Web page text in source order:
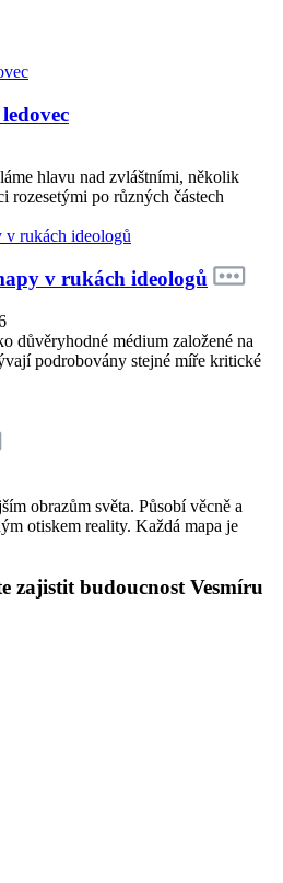
hlavu nad zvláštními, několik
rozesetými po různých částech
v rukách ideologů
důvěryhodné médium založené na
podrobovány stejné míře kritické
obrazům světa. Působí věcně a
otiskem reality. Každá mapa je
zajistit budoucnost Vesmíru